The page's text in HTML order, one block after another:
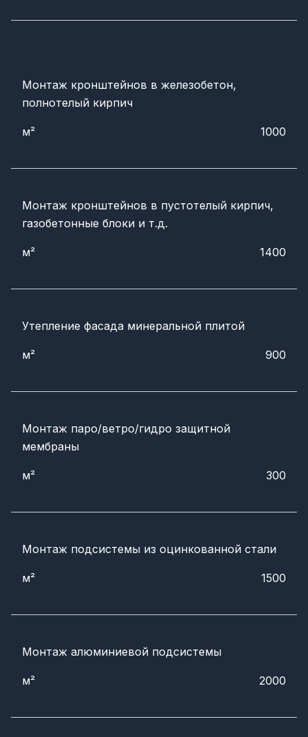
Монтаж кронштейнов в железобетон,
полнотелый кирпич
м² 1000
Монтаж кронштейнов в пустотелый кирпич,
газобетонные блоки и т.д.
м² 1400
Утепление фасада минеральной плитой
м² 900
Монтаж паро/ветро/гидро защитной
мембраны
м² 300
Монтаж подсистемы из оцинкованной стали
м² 1500
Монтаж алюминиевой подсистемы
м² 2000